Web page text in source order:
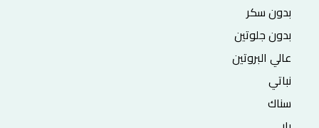
بدون سكر
بدون جلوتين
عالي البروتين
نباتي
سناك